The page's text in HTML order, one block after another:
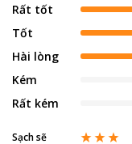
Rất tốt
Tốt
Hài lòng
Kém
Rất kém
Sạch sẽ